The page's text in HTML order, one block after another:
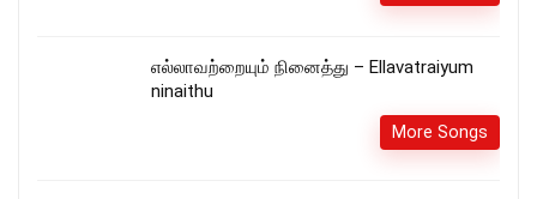
எல்லாவற்றையும் நினைத்து – Ellavatraiyum
ninaithu
More Songs